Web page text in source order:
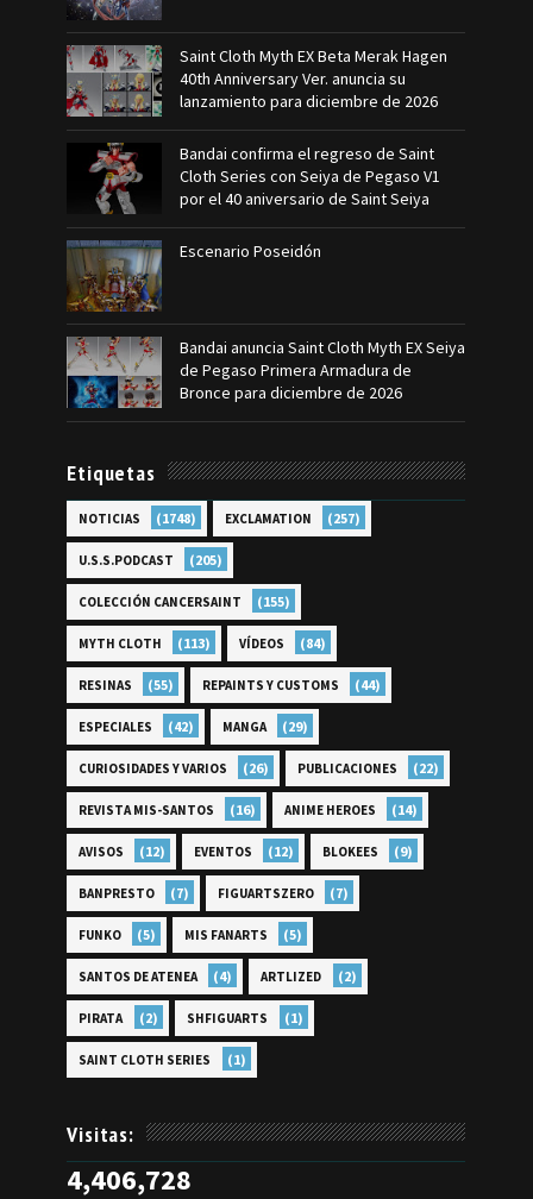
Saint Cloth Myth EX Beta Merak Hagen
40th Anniversary Ver. anuncia su
lanzamiento para diciembre de 2026
Bandai confirma el regreso de Saint
Cloth Series con Seiya de Pegaso V1
por el 40 aniversario de Saint Seiya
Escenario Poseidón
Bandai anuncia Saint Cloth Myth EX Seiya
de Pegaso Primera Armadura de
Bronce para diciembre de 2026
Etiquetas
NOTICIAS (1748) EXCLAMATION (257)
U.S.S.PODCAST (205)
COLECCIÓN CANCERSAINT (155)
MYTH CLOTH (113) VÍDEOS (84)
RESINAS (55) REPAINTS Y CUSTOMS (44)
ESPECIALES (42) MANGA (29)
CURIOSIDADES Y VARIOS (26) PUBLICACIONES (22)
REVISTA MIS-SANTOS (16) ANIME HEROES (14)
AVISOS (12) EVENTOS (12) BLOKEES (9)
BANPRESTO (7) FIGUARTSZERO (7)
FUNKO (5) MIS FANARTS (5)
SANTOS DE ATENEA (4) ARTLIZED (2)
PIRATA (2) SHFIGUARTS (1)
SAINT CLOTH SERIES (1)
Visitas:
4,406,728